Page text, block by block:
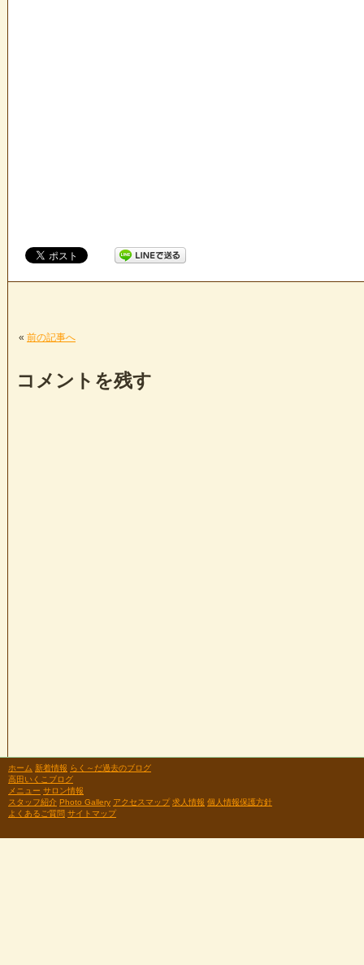
« 前の記事へ
コメントを残す
ホーム 新着情報 らく～だ過去のブログ
高田いくこブログ
メニュー サロン情報
スタッフ紹介 Photo Gallery アクセスマップ 求人情報 個人情報保護方針
よくあるご質問 サイトマップ